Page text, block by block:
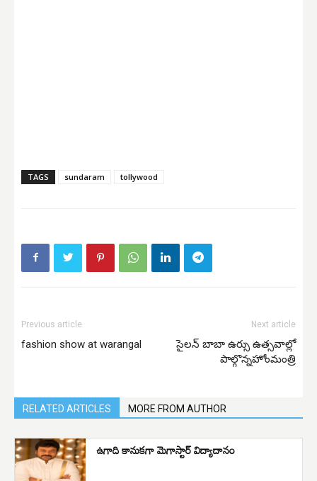
TAGS sundaram tollywood
Previous article
fashion show at warangal
Next article
సైలన్ బాబా ఉర్సు ఉత్సవాల్లో
పాల్గొన్నహోంమంత్రి
RELATED ARTICLES MORE FROM AUTHOR
ఉగాది కానుకగా మెగాస్టార్ విద్యాదానం